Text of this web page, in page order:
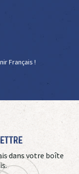
Français !
dans votre boîte